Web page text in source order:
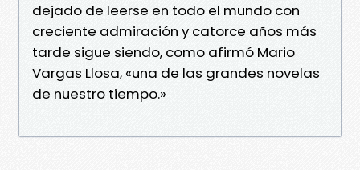
dejado de leerse en todo el mundo con
creciente admiración y catorce años más
tarde sigue siendo, como afirmó Mario
Vargas Llosa, «una de las grandes novelas
de nuestro tiempo.»